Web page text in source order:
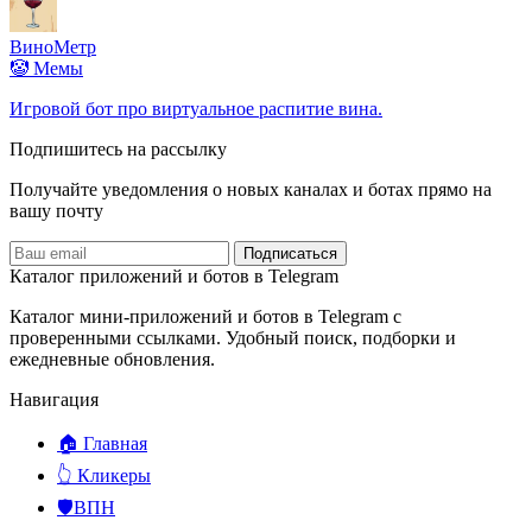
ВиноМетр
🤡 Мемы
Игровой бот про виртуальное распитие вина.
Подпишитесь на рассылку
Получайте уведомления о новых каналах и ботаx прямо на
вашу почту
Подписаться
Каталог приложений и ботов в Telegram
Каталог мини-приложений и ботов в Telegram с
проверенными ссылками. Удобный поиск, подборки и
ежедневные обновления.
Навигация
🏠 Главная
👆 Кликеры
🛡️ВПН